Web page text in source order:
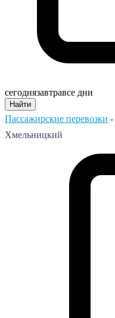
сегоднязавтравсе дни
Найти
Пассажирские перевозки -
Хмельницкий